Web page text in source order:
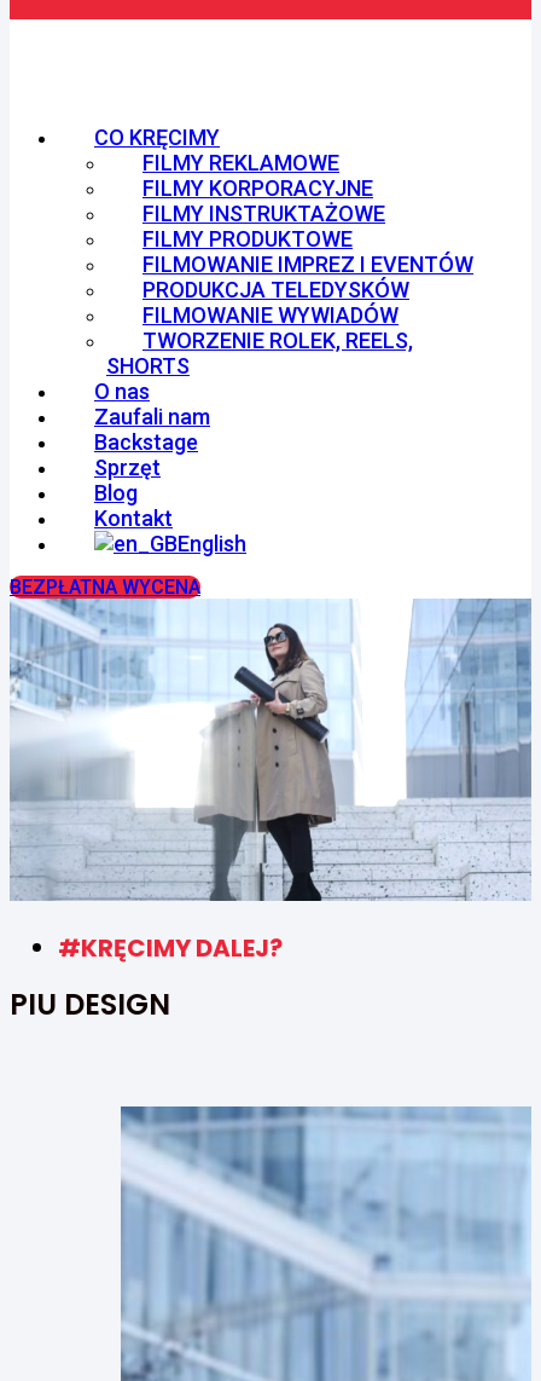
CO KRĘCIMY
FILMY REKLAMOWE
FILMY KORPORACYJNE
FILMY INSTRUKTAŻOWE
FILMY PRODUKTOWE
FILMOWANIE IMPREZ I EVENTÓW
PRODUKCJA TELEDYSKÓW
FILMOWANIE WYWIADÓW
TWORZENIE ROLEK, REELS,
SHORTS
O nas
Zaufali nam
Backstage
Sprzęt
Blog
Kontakt
English
BEZPŁATNA WYCENA
#KRĘCIMY DALEJ?
PIU DESIGN